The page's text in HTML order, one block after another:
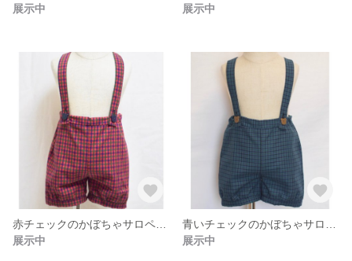
展示中
展示中
展示中
展示中